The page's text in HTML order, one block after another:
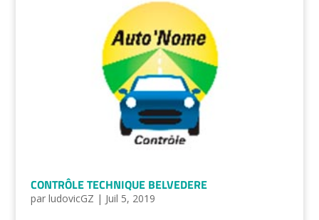
CONTRÔLE TECHNIQUE BELVEDERE
par ludovicGZ | Juil 5, 2019